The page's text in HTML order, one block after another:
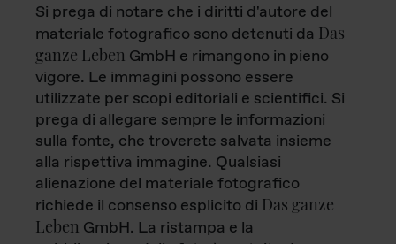
Si prega di notare che i diritti d'autore del
materiale fotografico sono detenuti da Das
ganze Leben GmbH e rimangono in pieno
vigore. Le immagini possono essere
utilizzate per scopi editoriali e scientifici. Si
prega di allegare sempre le informazioni
sulla fonte, che troverete salvata insieme
alla rispettiva immagine. Qualsiasi
alienazione del materiale fotografico
richiede il consenso esplicito di Das ganze
Leben GmbH. La ristampa e la